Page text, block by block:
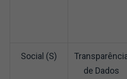
Social (S)
de Dados